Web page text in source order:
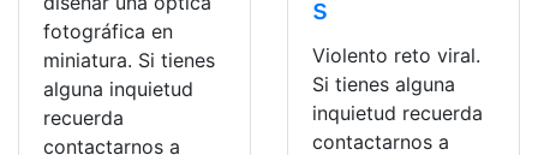
fotográfica en
miniatura. Si tienes
alguna inquietud
recuerda
contactarnos a
s
Violento reto viral.
Si tienes alguna
inquietud recuerda
contactarnos a